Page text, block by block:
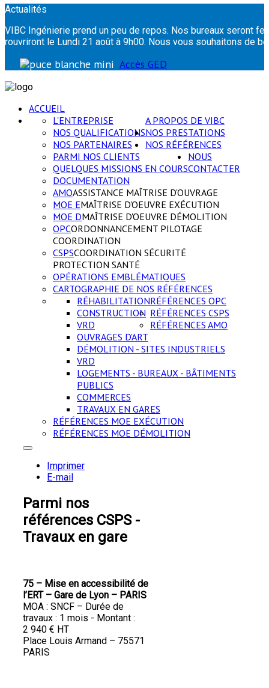
Actualités
VIBC Ingénierie prend un peu de repos. Nos bureaux seront
rouvriront le Lundi 21 août à 9h00. Nous vous souhaitons
Accès GED
ACCUEIL
A PROPOS DE VIBC
L'ENTREPRISE
NOS QUALIFICATIONS
NOS PARTENAIRES
PARMI NOS CLIENTS
QUELQUES MISSIONS EN COURS
DOCUMENTATION
NOS PRESTATIONS
AMOASSISTANCE MAÎTRISE D'OUVRAGE
MOE EMAÎTRISE D'OEUVRE EXÉCUTION
MOE DMAÎTRISE D'OEUVRE DÉMOLITION
OPCORDONNANCEMENT PILOTAGE
COORDINATION
CSPSCOORDINATION SÉCURITÉ
PROTECTION SANTÉ
NOS RÉFÉRENCES
OPÉRATIONS EMBLÉMATIQUES
CARTOGRAPHIE DE NOS RÉFÉRENCES
RÉFÉRENCES OPC
RÉHABILITATION
CONSTRUCTION
VRD
RÉFÉRENCES CSPS
OUVRAGES D'ART
DÉMOLITION - SITES INDUSTRIELS
VRD
LOGEMENTS - BUREAUX - BÂTIMENTS
PUBLICS
COMMERCES
TRAVAUX EN GARES
RÉFÉRENCES AMO
RÉFÉRENCES MOE EXÉCUTION
RÉFÉRENCES MOE DÉMOLITION
NOUS
CONTACTER
Imprimer
E-mail
Parmi nos
références CSPS -
Travaux en gare
75 – Mise en accessibilité de
l’ERT – Gare de Lyon – PARIS
MOA : SNCF – Durée de
travaux : 1 mois - Montant :
2 940 € HT
Place Louis Armand – 75571
PARIS